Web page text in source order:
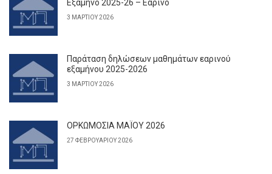
Εξάμηνο 2025-26 – Εαρινό
3 ΜΑΡΤΊΟΥ 2026
Παράταση δηλώσεων μαθημάτων εαρινού
εξαμήνου 2025-2026
3 ΜΑΡΤΊΟΥ 2026
ΟΡΚΩΜΟΣΙΑ ΜΑΪΟΥ 2026
27 ΦΕΒΡΟΥΑΡΊΟΥ 2026